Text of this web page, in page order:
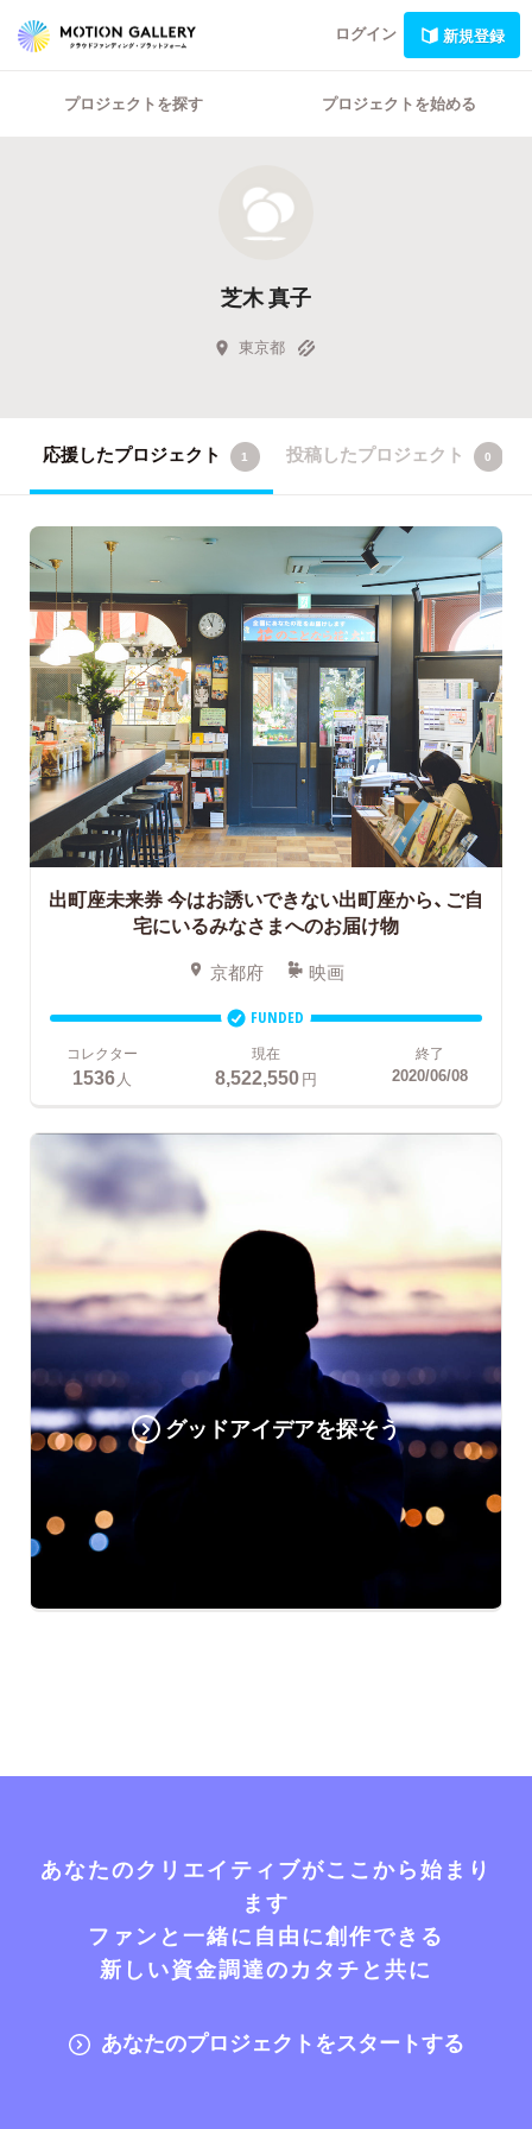
ログイン 新規登録
プロジェクトを探す プロジェクトを始める
芝木 真子
東京都
応援したプロジェクト 1 投稿したプロジェクト 0
出町座未来券今はお誘いできない出町座から、ご自
宅にいるみなさまへのお届け物
京都府 映画
FUNDED
コレクター
1536 人
現在
8,522,550円
終了
2020/06/08
グッドアイデアを探そう
あなたのクリエイティブがここから始まり
ます
ファンと一緒に自由に創作できる
新しい資金調達のカタチと共に
あなたのプロジェクトをスタートする